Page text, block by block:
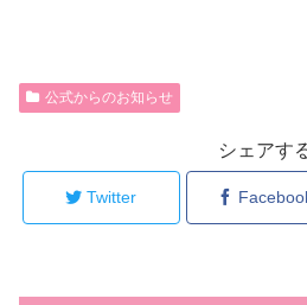
公式からのお知らせ
シェアす
Twitter